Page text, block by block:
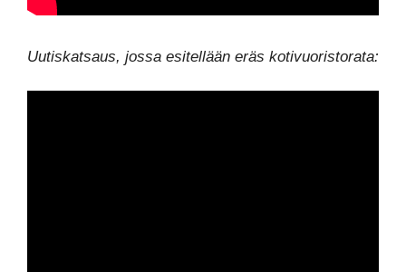
Uutiskatsaus, jossa esitellään eräs kotivuoristorata: